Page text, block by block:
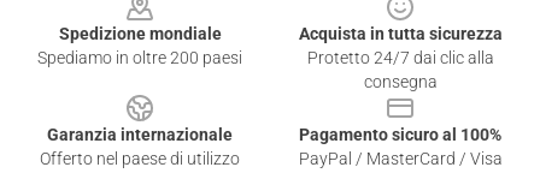
Spedizione mondiale
Spediamo in oltre 200 paesi
Acquista in tutta sicurezza
Protetto 24/7 dai clic alla
consegna
Garanzia internazionale
Offerto nel paese di utilizzo
Pagamento sicuro al 100%
PayPal / MasterCard / Visa